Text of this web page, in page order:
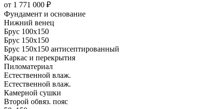
от 1 771 000 ₽
Фундамент и основание
Нижний венец
Брус 100х150
Брус 150х150
Брус 150х150 антисептированный
Каркас и перекрытия
Пиломатериал
Естественной влаж.
Естественной влаж.
Камерной сушки
Второй обвяз. пояс